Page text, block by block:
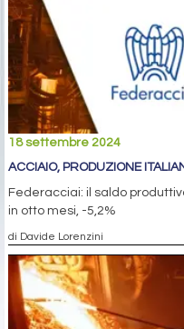
18 settembre 2024
ACCIAIO, PRODUZIONE
Federacciai: il saldo
in otto mesi, -5,2%
di Davide Lorenzini